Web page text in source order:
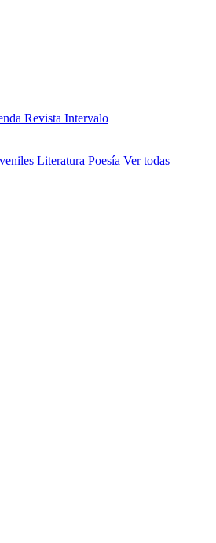
Revista Intervalo
Literatura Poesía Ver todas